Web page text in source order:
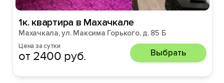
1к. квартира в Махачкале
Махачкала, ул. Максима Горького, д. 85 Б
Цена за сутки
от 2400 руб. Выбрать